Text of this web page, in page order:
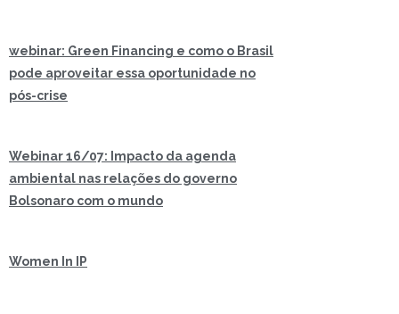
webinar: Green Financing e como o Brasil
pode aproveitar essa oportunidade no
pós-crise
Webinar 16/07: Impacto da agenda
ambiental nas relações do governo
Bolsonaro com o mundo
Women In IP